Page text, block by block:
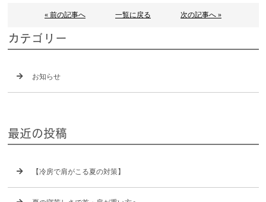
« 前の記事へ 一覧に戻る 次の記事へ »
カテゴリー
お知らせ
最近の投稿
【冷房で肩がこる夏の対策】